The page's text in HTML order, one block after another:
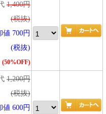
1,400円
(税抜)
値 700円
(税抜)
(50%OFF)
1,200円
(税抜)
値 600円